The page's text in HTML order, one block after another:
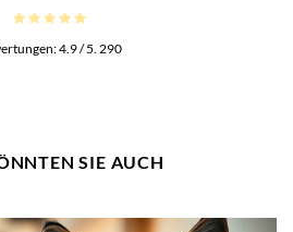
4.9/ 5. 290
SIE AUCH